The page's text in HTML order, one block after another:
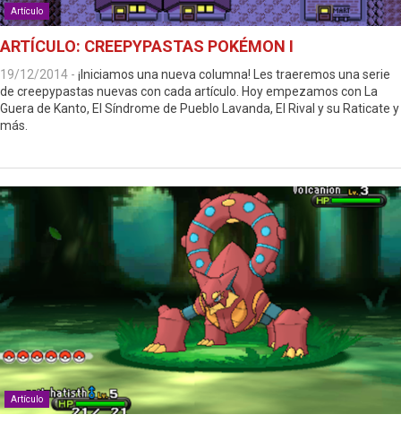
Artículo
ARTÍCULO: CREEPYPASTAS POKÉMON I
19/12/2014 - ¡Iniciamos una nueva columna! Les traeremos una serie
de creepypastas nuevas con cada artículo. Hoy empezamos con La
Guera de Kanto, El Síndrome de Pueblo Lavanda, El Rival y su Raticate y
más.
Artículo